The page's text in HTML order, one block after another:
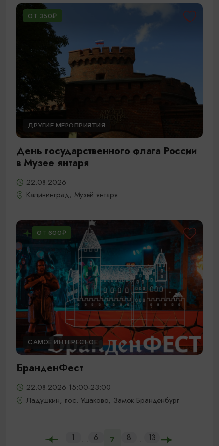
ОТ 350₽
ДРУГИЕ МЕРОПРИЯТИЯ
День государственного флага России
в Музее янтаря
22.08.2026
Калининград, Музей янтаря
ОТ 600₽
САМОЕ ИНТЕРЕСНОЕ
БранденФест
22.08.2026 15:00-23:00
Ладушкин, пос. Ушаково, Замок Бранденбург
1 ... 6 7 8 ... 13